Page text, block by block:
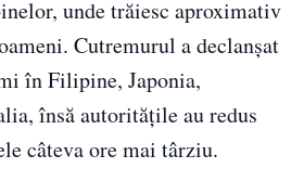
unde trăiesc aproximativ
Cutremurul a declanșat
în Filipine, Japonia,
însă autoritățile au redus
câteva ore mai târziu.